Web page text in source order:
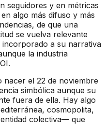
seguidores y en métricas
algo más difuso y más
de que una
se vuelva relevante
a su narrativa
la industria
nacer el 22 de noviembre
simbólica aunque su
fuera de ella. Hay algo
cosmopolita,
colectiva— que